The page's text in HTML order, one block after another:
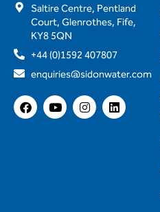
Saltire Centre, Pentland
Court, Glenrothes, Fife,
KY8 5QN
+44 (0)1592 407807
enquiries@sidonwater.com
F
a
Y
o
I
n
L
i